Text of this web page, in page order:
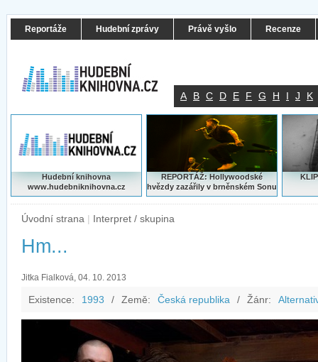
Reportáže Hudební zprávy Právě vyšlo Recenze
A B C D E F G H I J K
Hudební knihovna
www.hudebniknihovna.cz
REPORTÁŽ: Hollywoodské
hvězdy zazářily v brněnském Sonu
Úvodní strana | Interpret / skupina
Hm...
Jitka Fialková, 04. 10. 2013
Existence: 1993 / Země: Česká republika / Žánr: